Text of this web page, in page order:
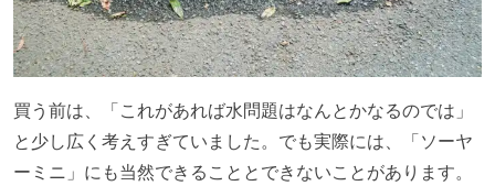
買う前は、「これがあれば水問題はなんとかなるのでは」
と少し広く考えすぎていました。でも実際には、「ソーヤ
ーミニ」にも当然できることとできないことがあります。